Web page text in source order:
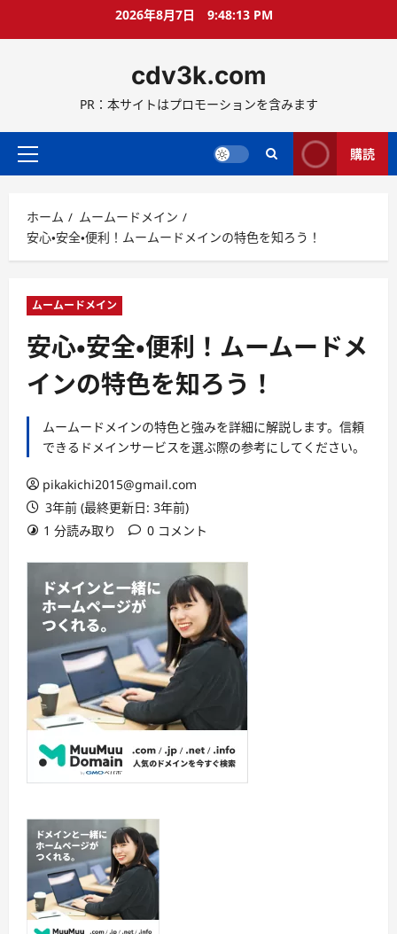
ス
ッ
2026年8月7日 9:48:14 PM
cdv3k.com
PR：本サイトはプロモーションを含みます
メ
メ
ニ
ュ
購読
ホーム
ムームードメイン
安心・安全・便利！ムームードメインの特色を知ろう！
ムームードメイン
安心・安全・便利！ムームードメ
インの特色を知ろう！
ムームードメインの特色と強みを詳細に解説します。信頼
できるドメインサービスを選ぶ際の参考にしてください。
pikakichi2015@gmail.com
3年前 (最終更新日: 3年前)
1 分読み取り
0 コメント